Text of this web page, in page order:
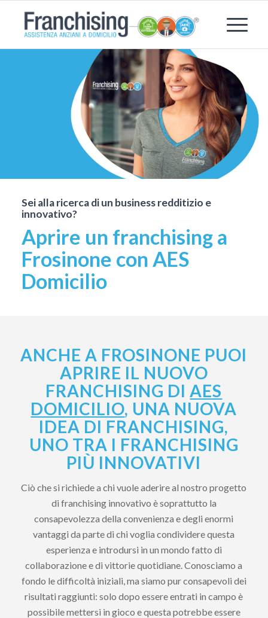
Sei alla ricerca di un business redditizio e
innovativo?
Aprire un franchising a
Frosinone con AES
Domicilio
ANCHE A FROSINONE PUOI
APRIRE IL NUOVO
FRANCHISING DIAES
DOMICILIO, UNA NUOVA
IDEA DI FRANCHISING,
UNO TRA I FRANCHISING
PIÙ INNOVATIVI
Ciò che si richiede a chi vuole aderire al nostro progetto
di franchising innovativo è soprattutto la
consapevolezza della convenienza e degli enormi
vantaggi da parte di chi voglia condividere questa
esperienza e introdursi in un mondo fatto di
collaborazione e di vittorie quotidiane. Conosciamo a
fondo le difficoltà iniziali, ma siamo pur consapevoli dei
risultati raggiunti: solo dopo essere entrati in campo è
possibile mettersi in gioco e questa potrebbe essere